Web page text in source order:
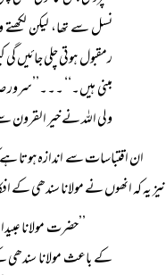
نسل سے تھا، لیکن
رمقبول ہوتی چلی جائیں
مبنی ہیں۔‘‘
ولی اللہ نے خیر
ان اقتباسات سے اندازہ ہوتا
نیز یہ کہ انھوں نے مولانا سندھی کے
’’حضرت مولانا
کے باعث مولانا سندھی